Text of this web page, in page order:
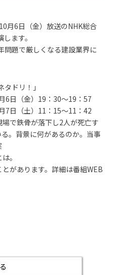
月6日（金）放送のNHK総合
ます。
問題で厳しくなる建設業界に
ドリ！」
6日（金）19：30～19：57
土）11：15～11：42
で鉄骨が落下し2人が死亡す
。背景に何があるのか。当事
。
があります。詳細は番組WEB